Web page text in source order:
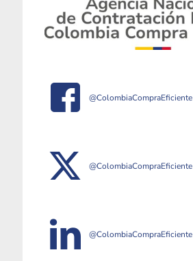
@ColombiaCompraEficiente
@ColombiaCompraEficiente
@ColombiaCompraEficiente